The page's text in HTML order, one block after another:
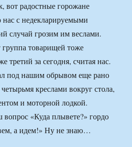
вот радостные горожане
с недекларируемыми
случай грозим им веслами.
группа товарищей тоже
третий за сегодня, считая нас.
под нашим обрывом еще рано
креслами вокруг стола,
и моторной лодкой.
«Куда плывете?» гордо
а идем!» Ну не знаю…